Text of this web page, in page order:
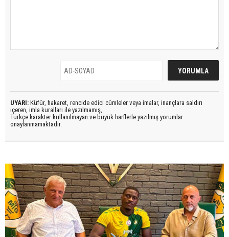
UYARI: Küfür, hakaret, rencide edici cümleler veya imalar, inançlara saldırı
içeren, imla kuralları ile yazılmamış,
Türkçe karakter kullanılmayan ve büyük harflerle yazılmış yorumlar
onaylanmamaktadır.